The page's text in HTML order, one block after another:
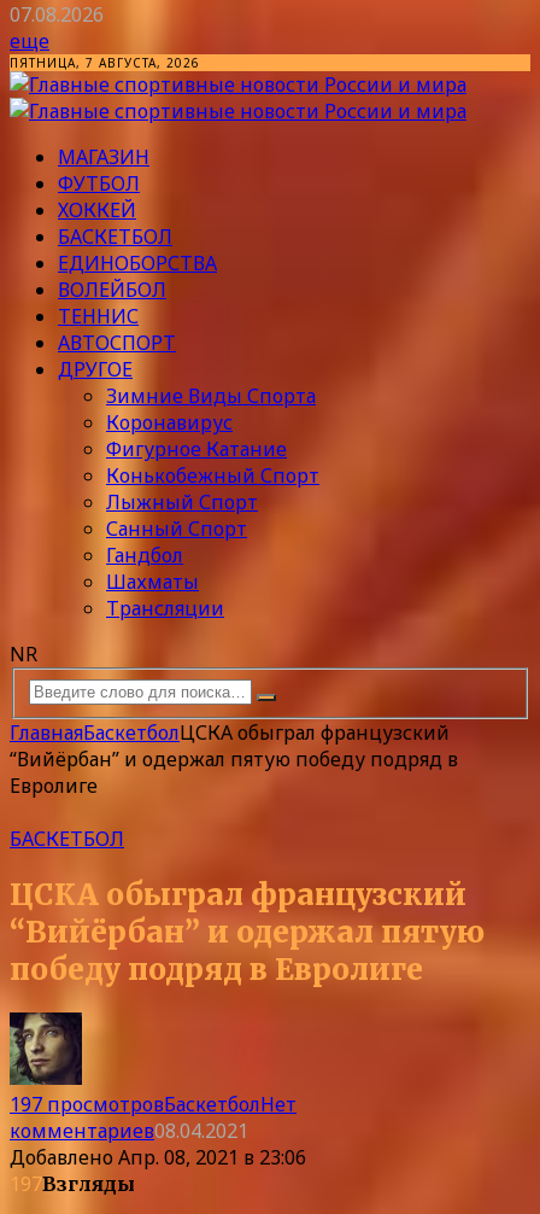
07.08.2026
еще
ПЯТНИЦА, 7 АВГУСТА, 2026
МАГАЗИН
ФУТБОЛ
ХОККЕЙ
БАСКЕТБОЛ
ЕДИНОБОРСТВА
ВОЛЕЙБОЛ
ТЕННИС
АВТОСПОРТ
ДРУГОЕ
Зимние Виды Спорта
Коронавирус
Фигурное Катание
Конькобежный Спорт
Лыжный Спорт
Санный Спорт
Гандбол
Шахматы
Трансляции
NR
ГлавнаяБаскетболЦСКА обыграл французский
“Вийёрбан” и одержал пятую победу подряд в
Евролиге
БАСКЕТБОЛ
ЦСКА обыграл французский
“Вийёрбан” и одержал пятую
победу подряд в Евролиге
197 просмотровБаскетболНет
комментариев08.04.2021
ДобавленоАпр. 08, 2021 в 23:06
197Взгляды